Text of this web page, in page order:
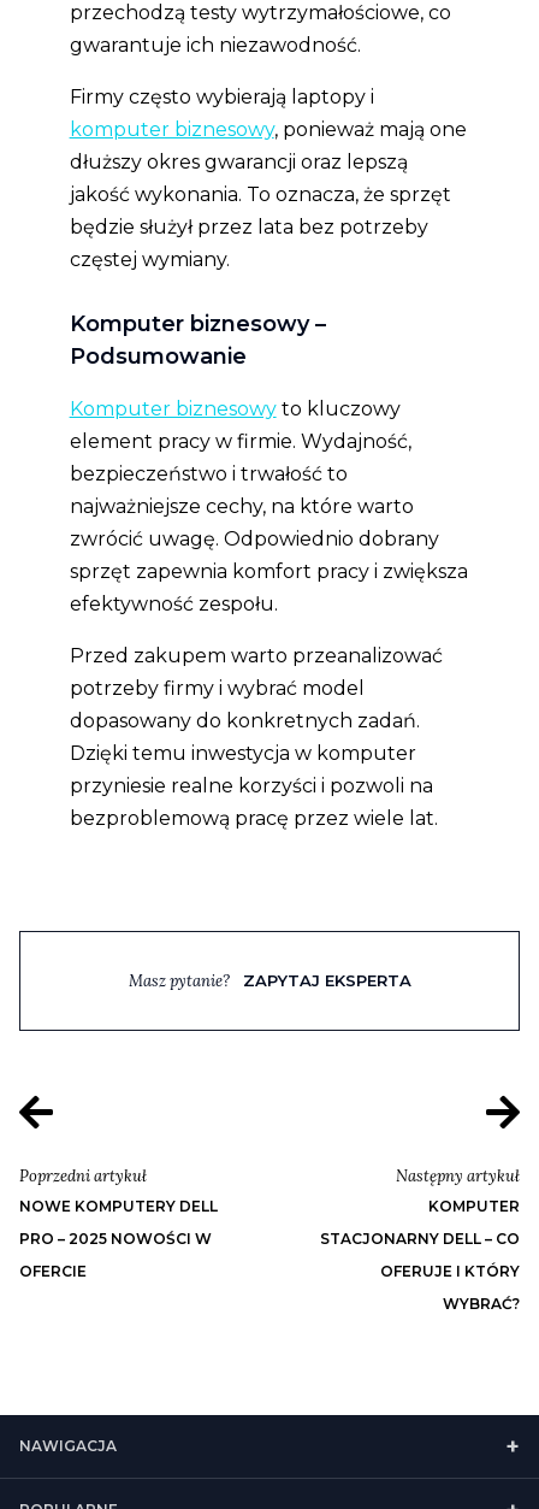
przechodzą testy wytrzymałościowe, co
gwarantuje ich niezawodność.
Firmy często wybierają laptopy i
komputer biznesowy, ponieważ mają one
dłuższy okres gwarancji oraz lepszą
jakość wykonania. To oznacza, że sprzęt
będzie służył przez lata bez potrzeby
częstej wymiany.
Komputer biznesowy –
Podsumowanie
Komputer biznesowyto kluczowy
element pracy w firmie. Wydajność,
bezpieczeństwo i trwałość to
najważniejsze cechy, na które warto
zwrócić uwagę. Odpowiednio dobrany
sprzęt zapewnia komfort pracy i zwiększa
efektywność zespołu.
Przed zakupem warto przeanalizować
potrzeby firmy i wybrać model
dopasowany do konkretnych zadań.
Dzięki temu inwestycja w komputer
przyniesie realne korzyści i pozwoli na
bezproblemową pracę przez wiele lat.
Masz pytanie? ZAPYTAJ EKSPERTA
Poprzedni artykuł
NOWE KOMPUTERY DELL
PRO – 2025 NOWOŚCI W
OFERCIE
Następny artykuł
KOMPUTER
STACJONARNY DELL – CO
OFERUJE I KTÓRY
WYBRAĆ?
NAWIGACJA